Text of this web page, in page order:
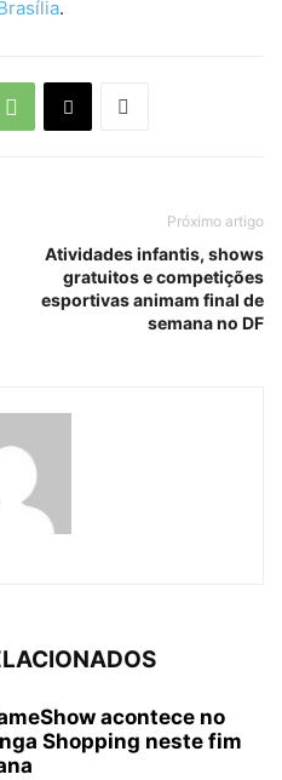
.
Próximo artigo
Atividades infantis, shows
gratuitos e competições
esportivas animam final de
semana no DF
acontece no
Shopping neste fim